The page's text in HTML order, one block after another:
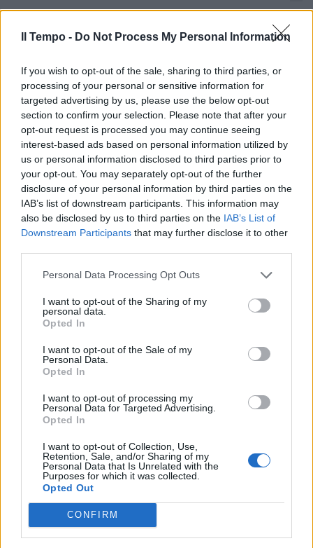
Il Tempo - Do Not Process My Personal Information
If you wish to opt-out of the sale, sharing to third parties, or
processing of your personal or sensitive information for
targeted advertising by us, please use the below opt-out
section to confirm your selection. Please note that after your
opt-out request is processed you may continue seeing
interest-based ads based on personal information utilized by
us or personal information disclosed to third parties prior to
your opt-out. You may separately opt-out of the further
disclosure of your personal information by third parties on the
IAB’s list of downstream participants. This information may
also be disclosed by us to third parties on the IAB’s List of
Downstream Participants that may further disclose it to other
Personal Data Processing Opt Outs
I want to opt-out of the Sharing of my
personal data.
Opted In
I want to opt-out of the Sale of my
Personal Data.
Opted In
I want to opt-out of processing my
Personal Data for Targeted Advertising.
Opted In
I want to opt-out of Collection, Use,
Retention, Sale, and/or Sharing of my
Personal Data that Is Unrelated with the
Purposes for which it was collected.
Opted Out
CONFIRM
Salvini spara a zero sul "genio"
Franceschini: incompetente.
Tensione alle stelle
SARANNO SOLO UN BRUTTO RICORDO
I colori delle regioni andranno in
soffitta. Pressing per discoteche
e piste da sci
19/09/2021
SI TORNA A BALLARE
C'è un giudice a Berlino! Riaprono
i club senza mascherina e
DIETROFRONT
Il governo ha sbagliato, il mea
culpa di Costa sulle discoteche
RISTORI INSUFFICIENTI
7mila euro a discoteca: il
sostegno dopo le chiusure è
imbarazzante. Scoppia il caos
26/07/2021